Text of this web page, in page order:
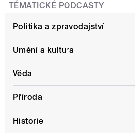
TÉMATICKÉ PODCASTY
Politika a zpravodajství
Umění a kultura
Věda
Příroda
Historie